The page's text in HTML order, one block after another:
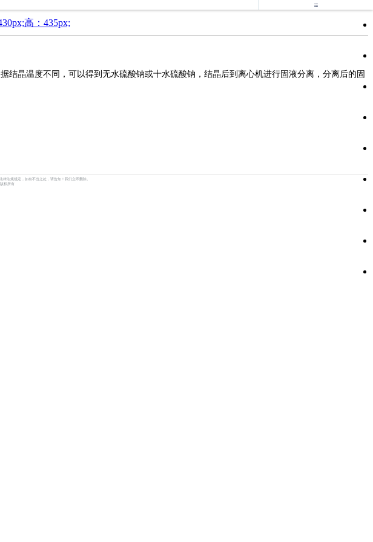

晶温度不同，可以得到无水硫酸钠或十水硫酸钠，结晶后到离心机进行固液分离，分离后的固
法规规定，如有不当之处，请告知！我们立即删除。
权所有